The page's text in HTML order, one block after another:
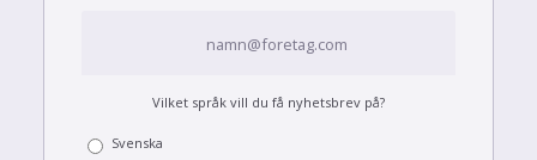
Vilket språk vill du få nyhetsbrev på?
Svenska